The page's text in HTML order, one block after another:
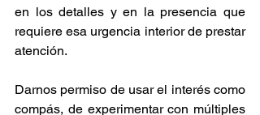
en los detalles y en la presencia que
requiere esa urgencia interior de prestar
atención.
Darnos permiso de usar el interés como
compás, de experimentar con múltiples